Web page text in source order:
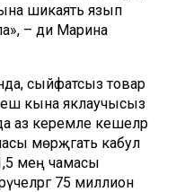
шикаять язып
– ди Марина
сыйфатсыз товар
еш кына яклаучысыз
аз керемле кешеләр
мөрәҗәгать кабул
мең чамасы
75 миллион